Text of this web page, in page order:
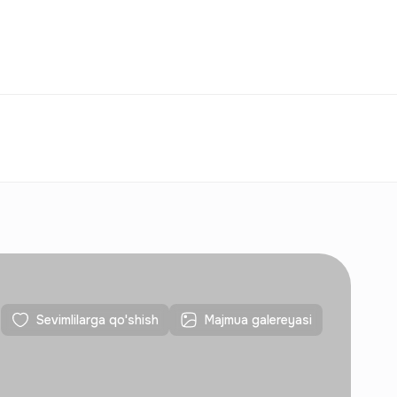
Sevimlilarga qo'shish Majmua galereyasi